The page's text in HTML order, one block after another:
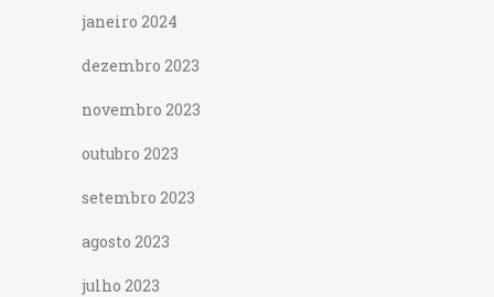
janeiro 2024
dezembro 2023
novembro 2023
outubro 2023
setembro 2023
agosto 2023
julho 2023